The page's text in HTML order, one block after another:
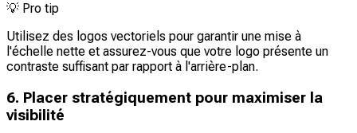
💡 Pro tip
Utilisez des logos vectoriels pour garantir une mise à
l'échelle nette et assurez-vous que votre logo présente un
contraste suffisant par rapport à l'arrière-plan.
6. Placer stratégiquement pour maximiser la
visibilité